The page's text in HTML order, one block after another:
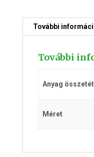
További
További
Anyag
Méret